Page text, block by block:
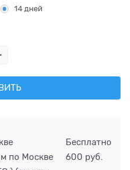
14 дней
Бесплатно
по Москве
600 руб.